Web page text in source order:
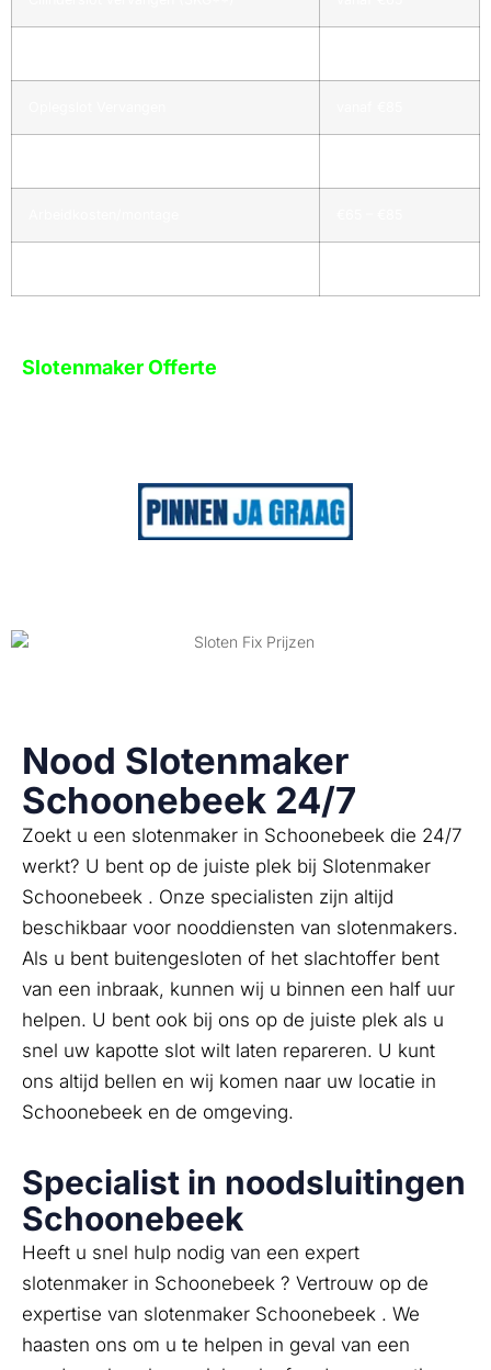
Slotenmaker Offerte
Nood Slotenmaker
Schoonebeek 24/7
Zoekt u een slotenmaker in Schoonebeek die 24/7
werkt? U bent op de juiste plek bij Slotenmaker
Schoonebeek . Onze specialisten zijn altijd
beschikbaar voor nooddiensten van slotenmakers.
Als u bent buitengesloten of het slachtoffer bent
van een inbraak, kunnen wij u binnen een half uur
helpen. U bent ook bij ons op de juiste plek als u
snel uw kapotte slot wilt laten repareren. U kunt
ons altijd bellen en wij komen naar uw locatie in
Schoonebeek en de omgeving.
Specialist in noodsluitingen
Schoonebeek
Heeft u snel hulp nodig van een expert
slotenmaker in Schoonebeek ? Vertrouw op de
expertise van slotenmaker Schoonebeek . We
haasten ons om u te helpen in geval van een